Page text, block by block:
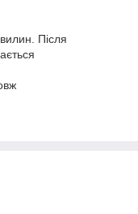
Після